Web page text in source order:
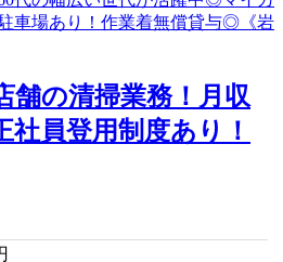
舗の清掃業務！月収
員登用制度あり！